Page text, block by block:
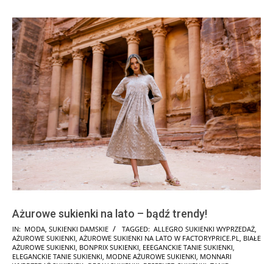
Ażurowe sukienki na lato – bądź trendy!
2021-
08-
09
IN: MODA SUKIENKI DAMSKIE TAGGED: ALLEGRO SUKIENKI WYPRZEDAŻ
AŻUROWE SUKIENKI AŻUROWE SUKIENKI NA LATO W FACTORYPRICE.PL
BIAŁE
AŻUROWE SUKIENKI BONPRIX SUKIENKI EEEGANCKIE TANIE SUKIENKI
ELEGANCKIE TANIE SUKIENKI MODNE AŻUROWE SUKIENKI MONNARI